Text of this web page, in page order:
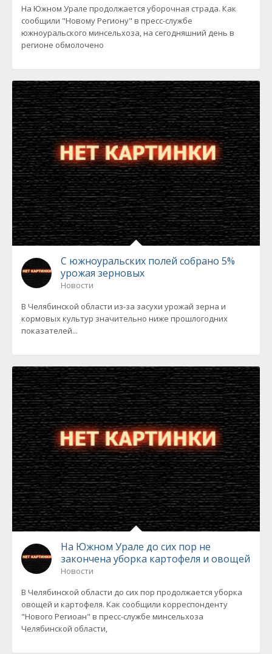
На Южном Урале продолжается уборочная страда. Как
сообщили "Новому Региону" в пресс-службе
южноуральского минсельхоза, на сегодняшний день в
регионе обмолочено
С южноуральских полей собрано 5%
урожая зерновых
Новости
В Челябинской области из-за засухи урожай зерна и
кормовых культур значительно ниже прошлогодних
показателей...
На Южном Урале до сих пор не
закончена уборка картофеля и овощей
Новости
В Челябинской области до сих пор продолжается уборка
овощей и картофеля. Как сообщили корреспонденту
"Нового Региоан" в пресс-службе минсельхоза
Челябинской области,